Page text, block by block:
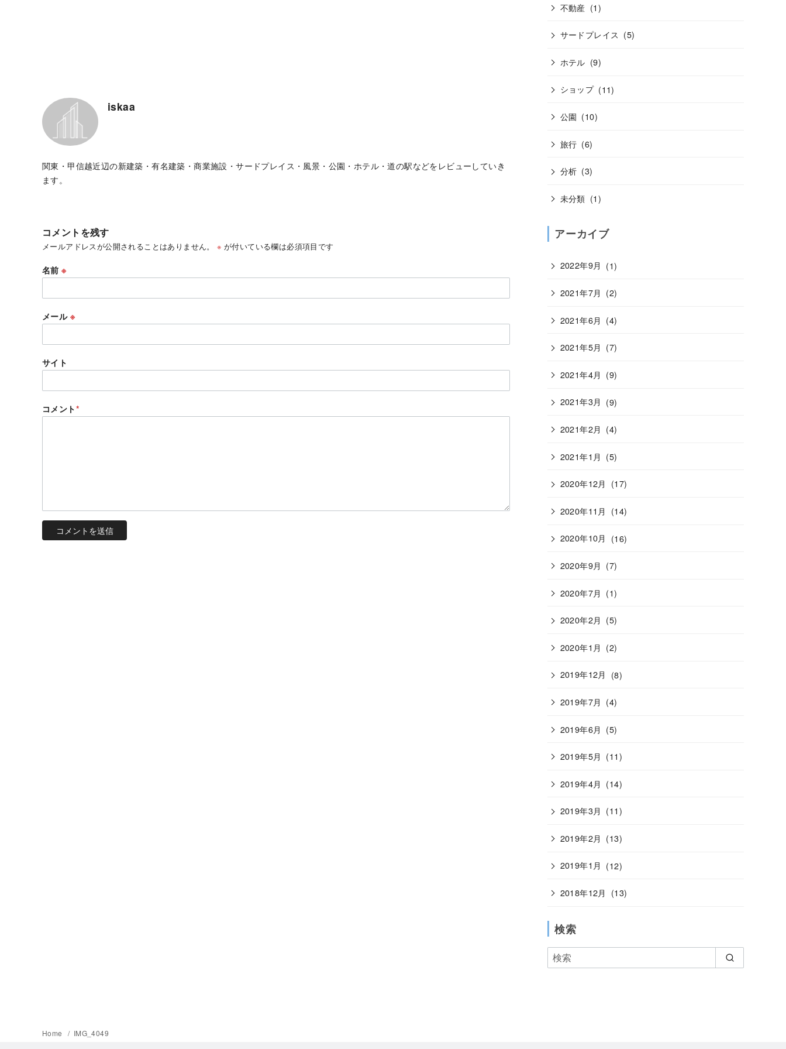
iskaa
関東・甲信越近辺の新建築・有名建築・商業施設・サードプレイス・風景・公園・ホテル・道の駅などをレビューしていき
ます。
コメントを残す
メールアドレスが公開されることはありません。 ※ が付いている欄は必須項目です
名前※
メール ※
サイト
コメント*
不動産 (1)
サードプレイス (5)
ホテル (9)
ショップ (11)
公園 (10)
旅行 (6)
分析 (3)
未分類 (1)
アーカイブ
2022年9月 (1)
2021年7月 (2)
2021年6月 (4)
2021年5月 (7)
2021年4月 (9)
2021年3月 (9)
2021年2月 (4)
2021年1月 (5)
2020年12月 (17)
2020年11月 (14)
2020年10月 (16)
2020年9月 (7)
2020年7月 (1)
2020年2月 (5)
2020年1月 (2)
2019年12月 (8)
2019年7月 (4)
2019年6月 (5)
2019年5月 (11)
2019年4月 (14)
2019年3月 (11)
2019年2月 (13)
2019年1月 (12)
2018年12月 (13)
検索
Home IMG_4049